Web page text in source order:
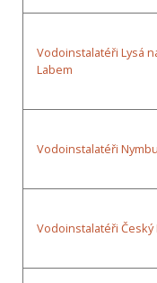
Vodoinstalatéři Lysá
Labem
Vodoinstalatéři
Vodoinstalatéři Český